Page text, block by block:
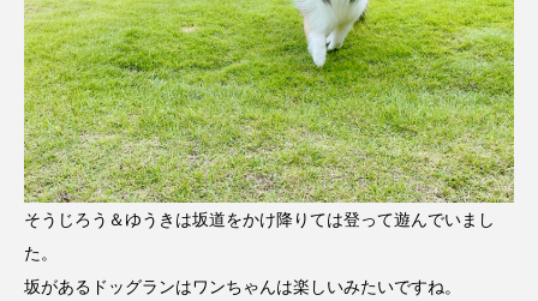
そうじろう＆ゆうきは坂道をかけ降りては登って遊んでいまし
た。
坂があるドッグランはワンちゃんは楽しいみたいですね。